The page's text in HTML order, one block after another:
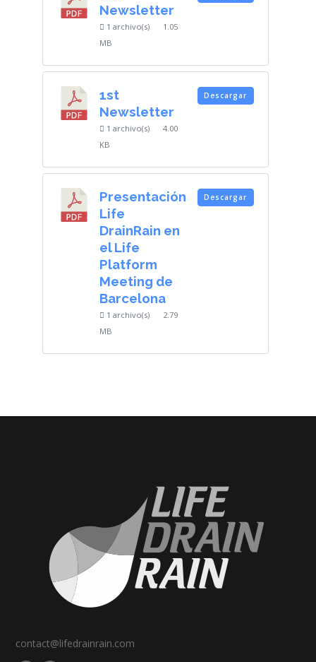
Newsletter
1 archivo(s)
1.05
MB
1st
Newsletter
1 archivo(s)
4.00
KB
Descargar
Presentación
Life
DrainRain en
el Life
Platform
Meeting de
Barcelona
1 archivo(s)
2.79
MB
Descargar
contact@lifedrainrain.com